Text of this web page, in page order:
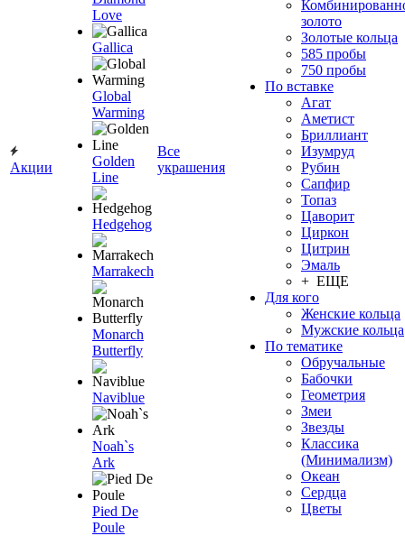
Акции
Love
Gallica
Global
Warming
Golden
Line
Hedgehog
Marrakech
Monarch
Butterfly
Naviblue
Noah`s
Ark
Pied De
Poule
Все
украшения
золото
Золотые кольца
585 пробы
750 пробы
По вставке
Агат
Аметист
Бриллиант
Изумруд
Рубин
Сапфир
Топаз
Цаворит
Циркон
Цитрин
Эмаль
+ ЕЩЕ
Для кого
Женские кольца
Мужские кольца
По тематике
Обручальные
Бабочки
Геометрия
Змеи
Звезды
Классика
(Минимализм)
Океан
Сердца
Цветы